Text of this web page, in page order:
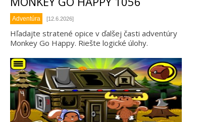
Adventúra [12.6.2026]
Hľadajte stratené opice v ďalšej časti adventúry
Monkey Go Happy. Riešte logické úlohy.